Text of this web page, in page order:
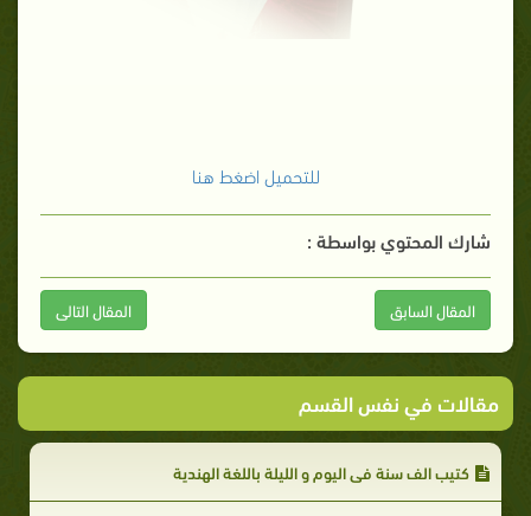
للتحميل اضغط هنا
شارك المحتوي بواسطة :
المقال السابق المقال التالى
مقالات في نفس القسم
كتيب الف سنة في اليوم و الليلة باللغة الهندية